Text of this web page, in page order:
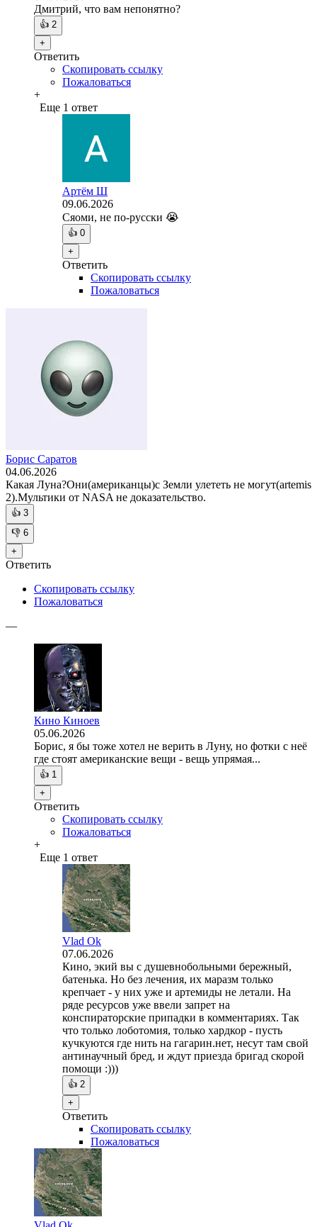
Дмитрий, что вам непонятно?
👍 2
+
Ответить
Скопировать ссылку
Пожаловаться
+
Еще 1 ответ
Артём Ш
09.06.2026
Сяоми, не по-русски 😭
👍 0
+
Ответить
Скопировать ссылку
Пожаловаться
Борис Саратов
04.06.2026
Какая Луна?Они(американцы)с Земли улететь не могут(artemis
2).Мультики от NASA не доказательство.
👍 3
👎 6
+
Ответить
Скопировать ссылку
Пожаловаться
—
Кино Киноев
05.06.2026
Борис, я бы тоже хотел не верить в Луну, но фотки с неё
где стоят американские вещи - вещь упрямая...
👍 1
+
Ответить
Скопировать ссылку
Пожаловаться
+
Еще 1 ответ
Vlad Ok
07.06.2026
Кино, экий вы с душевнобольными бережный,
батенька. Но без лечения, их маразм только
крепчает - у них уже и артемиды не летали. На
ряде ресурсов уже ввели запрет на
конспираторские припадки в комментариях. Так
что только лоботомия, только хардкор - пусть
кучкуются где нить на гагарин.нет, несут там свой
антинаучный бред, и ждут приезда бригад скорой
помощи :)))
👍 2
+
Ответить
Скопировать ссылку
Пожаловаться